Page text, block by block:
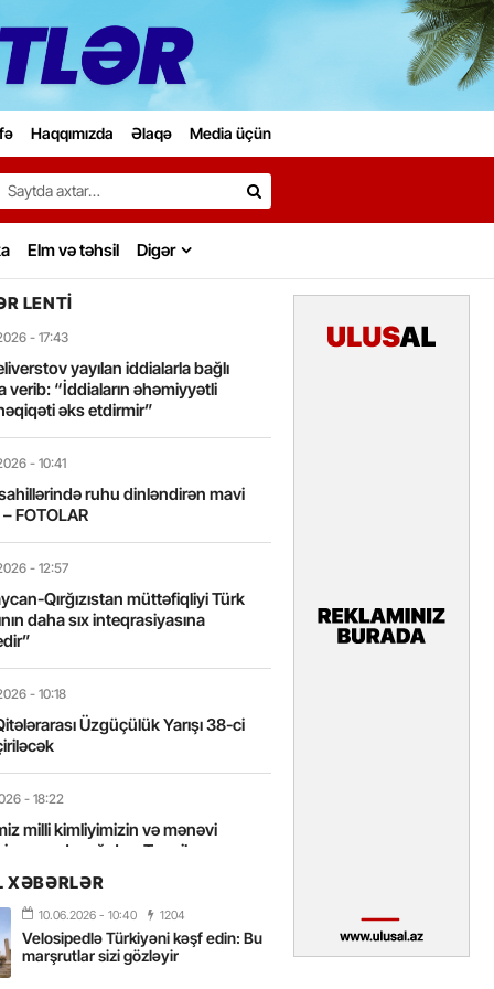
Haqqımızda Əlaqə Media üçün
Search…
Elm və təhsil Digər
LENTI
- 17:43
yayılan iddialarla bağlı
verib: “İddiaların əhəmiyyətli
əks etdirmir”
- 10:41
ruhu dinləndirən mavi
FOTOLAR
- 12:57
Qırğızıstan müttəfiqliyi Türk
daha sıx inteqrasiyasına
- 10:18
Üzgüçülük Yarışı 38-ci
- 18:22
milli kimliyimizin və mənəvi
əsas dayağıdır – Tənzilə
- 16:58
yalnız böyük liderlər dəyişir
XƏBƏRLƏR
10.06.2026 - 10:40 1204
Velosipedlə Türkiyəni kəşf edin: Bu
marşrutlar sizi gözləyir